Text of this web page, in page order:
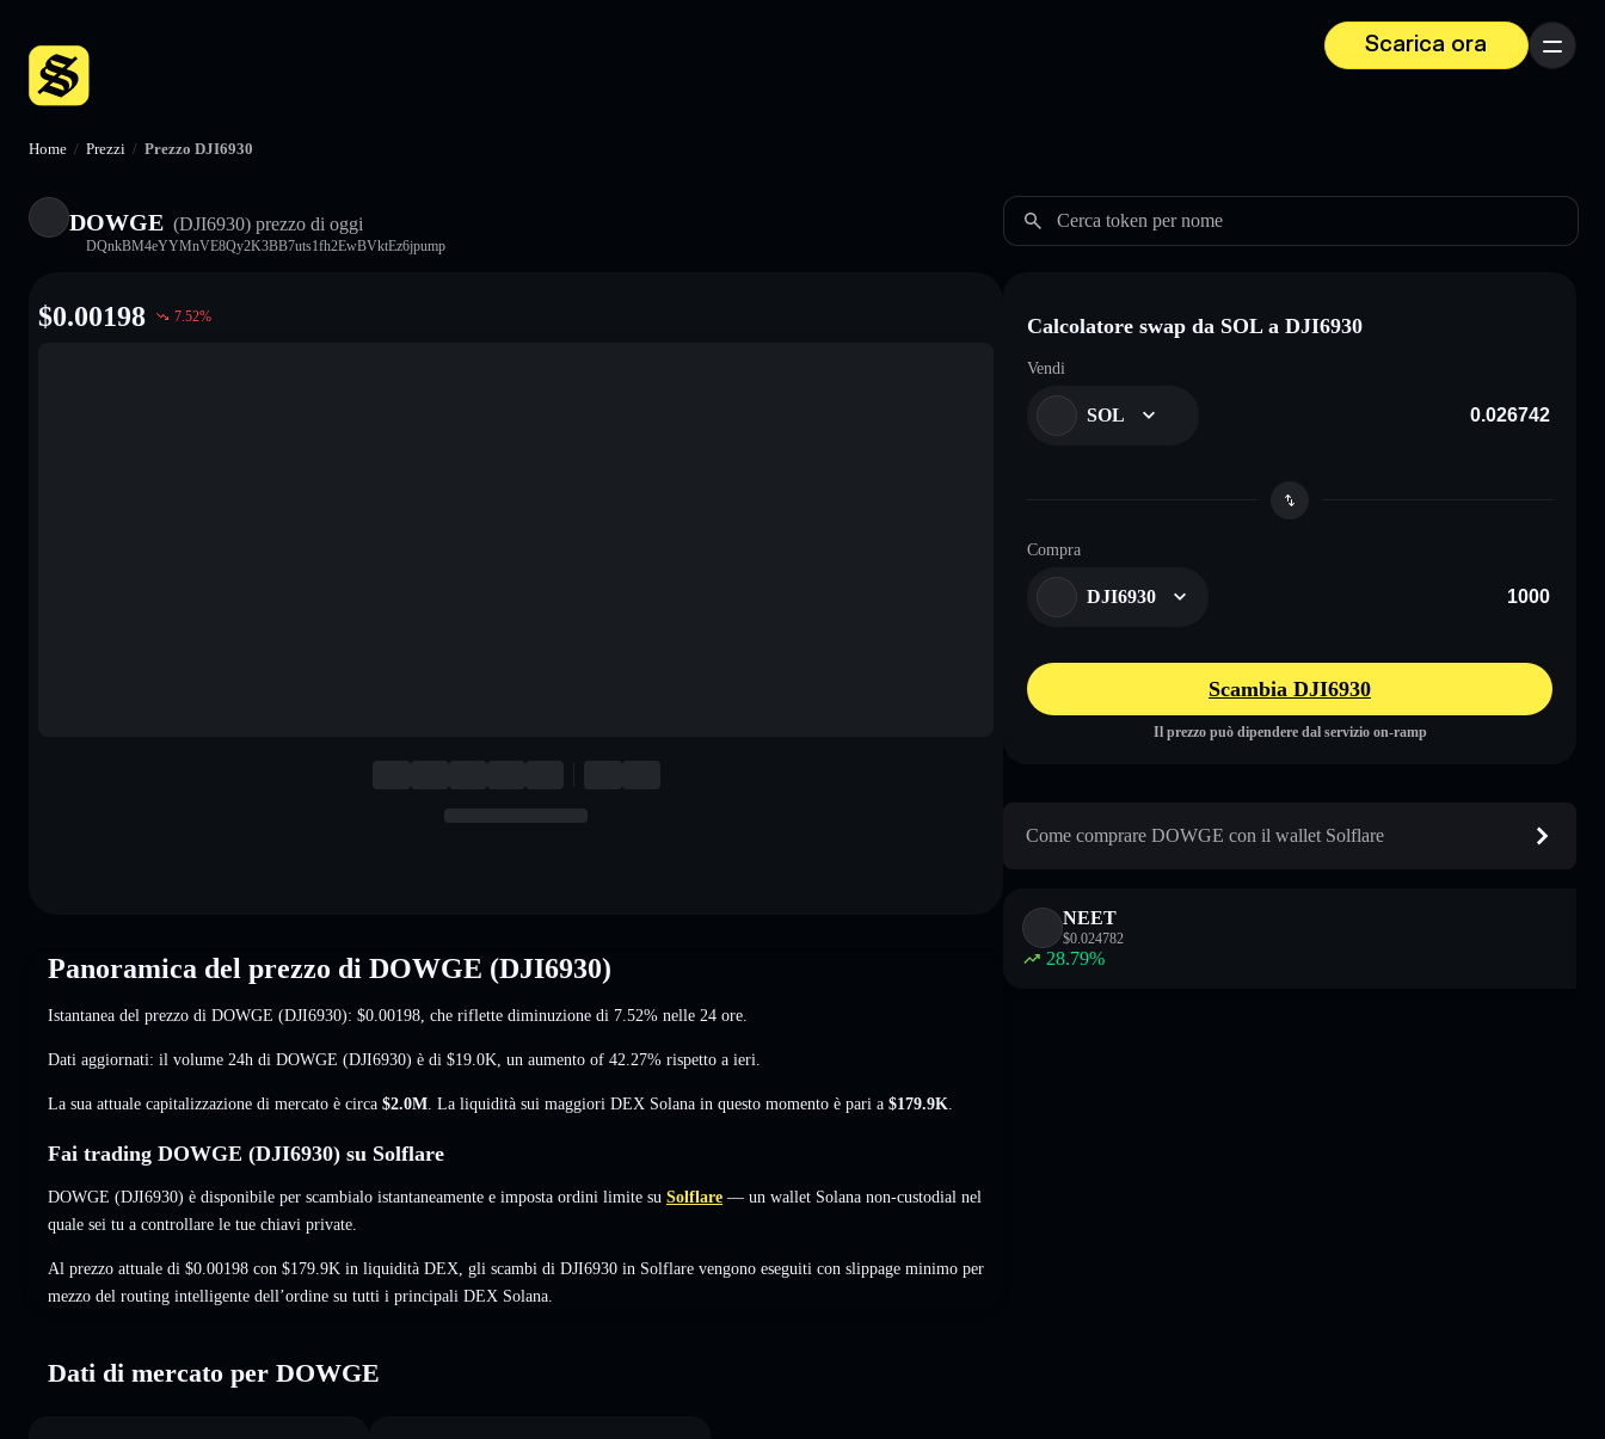
Scarica ora
Menu
Home / Prezzi / Prezzo DJI6930
DOWGE (DJI6930) prezzo di oggi
DQnkBM4eYYMnVE8Qy2K3BB7uts1fh2EwBVktEz6jpump
Cerca token per nome
$0.00198 7.52%
Panoramica del prezzo di DOWGE (DJI6930)
Istantanea del prezzo di DOWGE (DJI6930): $0.00198 , che riflette diminuzione di 7.52% nelle 24 ore.
Dati aggiornati: il volume 24h di DOWGE (DJI6930) è di $19.0K un aumento of 42.27% rispetto a ieri.
La sua attuale capitalizzazione di mercato è circa $2.0M . La liquidità sui maggiori DEX Solana in questo momento è pari a $179.9K
Fai trading DOWGE (DJI6930) su Solflare
DOWGE (DJI6930) è disponibile per scambialo istantaneamente e imposta ordini limite su Solflare — un wallet Solana non-custodial nel
quale sei tu a controllare le tue chiavi private.
Al prezzo attuale di $0.00198 con $179.9K in liquidità DEX, gli scambi di DJI6930 in Solflare vengono eseguiti con slippage minimo per
mezzo del routing intelligente dell’ordine su tutti i principali DEX Solana.
Dati di mercato per DOWGE
Calcolatore swap da SOL a DJI6930
Vendi
SOL
Compra
DJI6930
Scambia DJI6930
Il prezzo può dipendere dal servizio on-ramp
Come comprare DOWGE con il wallet Solflare
NEET
$0.024782
28.79%